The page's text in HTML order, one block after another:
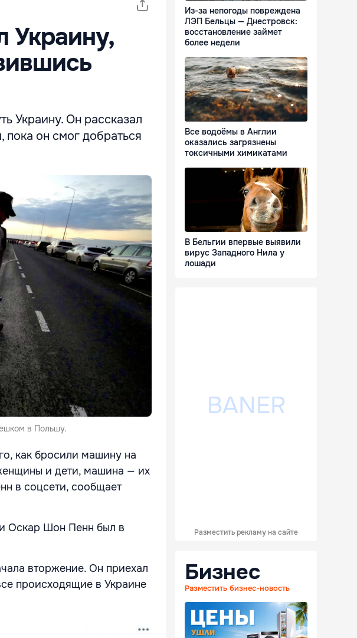
Украину,
Украину. Он рассказал
он смог добраться
в Польшу.
как бросили машину на
и дети, машина — их
в соцсети, сообщает
Оскар Шон Пенн был в
вторжение. Он приехал
происходящие в Украине
Из-за непогоды повреждена
ЛЭП Бельцы — Днестровск:
восстановление займет
более недели
Все водоёмы в Англии
оказались загрязнены
токсичными химикатами
В Бельгии впервые выявили
вирус Западного Нила у
лошади
Разместить рекламу на сайте
Бизнес
Разместить бизнес-новость